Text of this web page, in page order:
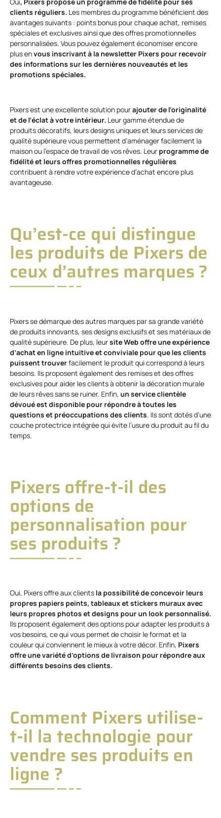
clients réguliers. Les membres du programme bénéficient des
avantages suivants : points bonus pour chaque achat, remises
spéciales et exclusives ainsi que des offres promotionnelles
personnalisées. Vous pouvez également économiser encore
plus envous inscrivant à la newsletter Pixers pour recevoir
des informations sur les dernières nouveautés et les
promotions spéciales.
Pixers est une excellente solution pourajouter de l’originalité
et de l’éclat à votre intérieur. Leur gamme étendue de
produits décoratifs, leurs designs uniques et leurs services de
qualité supérieure vous permettent d’aménager facilement la
maison ou l’espace de travail de vos rêves. Leur programme de
fidélité et leurs offres promotionnelles régulières
contribuent à rendre votre expérience d’achat encore plus
avantageuse.
Qu’est-ce qui distingue
les produits de Pixers de
ceux d’autres marques ?
Pixers se démarque des autres marques par sa grande variété
de produits innovants, ses designs exclusifs et ses matériaux de
qualité supérieure. De plus, leursite Web offre une expérience
d’achat en ligne intuitive et conviviale pour que les clients
puissent trouverfacilement le produit qui correspond à leurs
besoins. Ils proposent également des remises et des offres
exclusives pour aider les clients à obtenir la décoration murale
de leurs rêves sans se ruiner. Enfin, un service clientèle
dévoué est disponible pour répondre à toutes les
questions et préoccupations des clients. Ils sont dotés d’une
couche protectrice intégrée qui évite l’usure du produit au fil du
temps.
Pixers offre-t-il des
options de
personnalisation pour
ses produits ?
Oui, Pixers offre aux clients la possibilité de concevoir leurs
propres papiers peints, tableaux et stickers muraux avec
leurs propres photos et designs pour un look personnalisé.
Ils proposent également des options pour adapter les produits à
vos besoins, ce qui vous permet de choisir le format et la
couleur qui conviennent le mieux à votre décor. Enfin, Pixers
offre une variété d’options de livraison pour répondre aux
différents besoins des clients.
Comment Pixers utilise-
t-il la technologie pour
vendre ses produits en
ligne ?